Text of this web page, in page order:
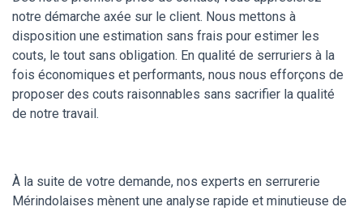
notre démarche axée sur le client. Nous mettons à
disposition une estimation sans frais pour estimer les
couts, le tout sans obligation. En qualité de serruriers à la
fois économiques et performants, nous nous efforçons de
proposer des couts raisonnables sans sacrifier la qualité
de notre travail.
À la suite de votre demande, nos experts en serrurerie
Mérindolaises mènent une analyse rapide et minutieuse de